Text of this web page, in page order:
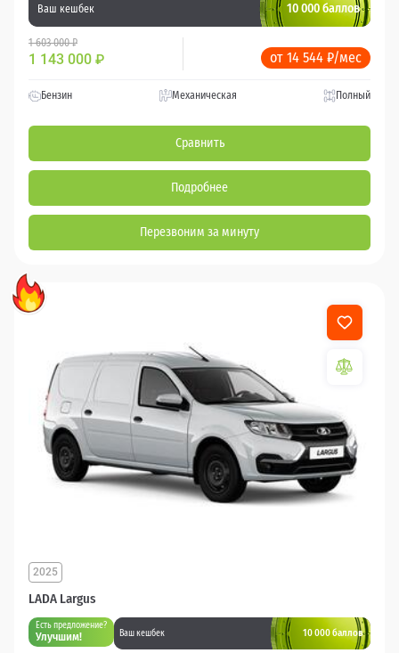
Ваш кешбек 10 000 баллов
1 603 000 ₽
1 143 000 ₽ от 14 544 ₽/мес
Бензин Механическая Полный
Сравнить
Подробнее
Перезвоним за минуту
LADA Largus
2025
Есть предложение?
Улучшим! Ваш кешбек 10 000 баллов